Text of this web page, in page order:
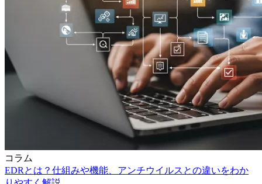
コラム
EDRとは？仕組みや機能、アンチウイルスとの違いをわか